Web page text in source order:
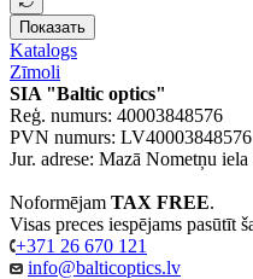
Показать
Katalogs
Zīmoli
SIA "Baltic optics"
Reģ. numurs: 40003848576
PVN numurs: LV40003848576
Jur. adrese: Mazā Nometņu
Noformējam TAX FREE.
Visas preces iespējams pasūtīt
+371 26 670 121
info@balticoptics.lv